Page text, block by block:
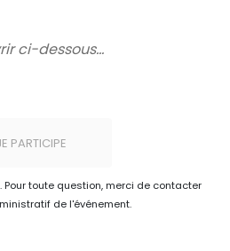
ci-dessous...
PARTICIPE
toute question, merci de contacter
de l'événement.